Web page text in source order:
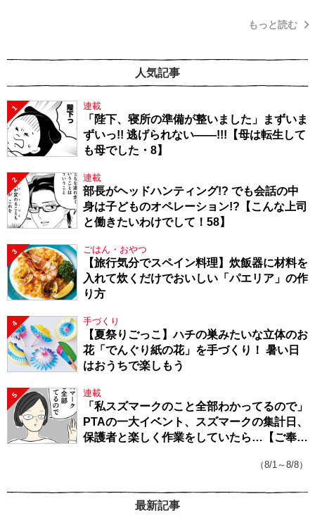
もっと読む
人気記事
1 連載
「陛下、寝所の準備が整いました」まずいま
ずいっ!! 逃げられない――!!!【母は転生して
も母でした・8】
2 連載
部長がヘッドハンティング!? でも会話の中
身は子どものオペレーション!?【こんな上司
と働きたいわけでして！58】
3 ごはん・おやつ
【旅行気分でスペイン料理】炊飯器に材料を
入れて炊くだけでおいしい「パエリア」の作
り方
4 手づくり
【夏祭りごっこ】ハチの巣みたいな立体のお
花「でんぐり紙の花」を手づくり！ 暑い日
はおうちで楽しもう
5 連載
「私スズマークのこと全部わかってるので」
PTAの一大イベント、スズマークの集計日、
保護者と楽しく作業をしていたら…【ご奉仕
（8/1～8/8）
最新記事